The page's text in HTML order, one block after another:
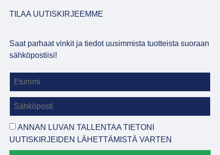
TILAA UUTISKIRJEEMME
Saat parhaat vinkit ja tiedot uusimmista tuotteista suoraan
sähköpostiisi!
ANNAN LUVAN TALLENTAA TIETONI
UUTISKIRJEIDEN LÄHETTÄMISTÄ VARTEN